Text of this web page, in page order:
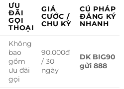
ƯU
ĐÃI
GỌI
THOẠI
GIÁ
CƯỚC /
CHU KỲ
CÚ PHÁP
ĐĂNG KÝ
NHANH
Không
bao
gồm
ưu đãi
gọi
90.000đ
/ 30
ngày
DK BIG90
gửi 888